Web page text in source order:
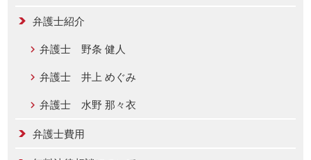
弁護士紹介
弁護士 野条 健人
弁護士 井上 めぐみ
弁護士 水野 那々衣
弁護士費用